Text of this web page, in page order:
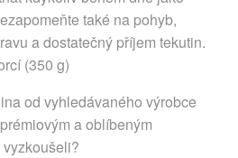
také na pohyb,
a dostatečný příjem tekutin.
(350 g)
od vyhledávaného výrobce
a oblíbeným